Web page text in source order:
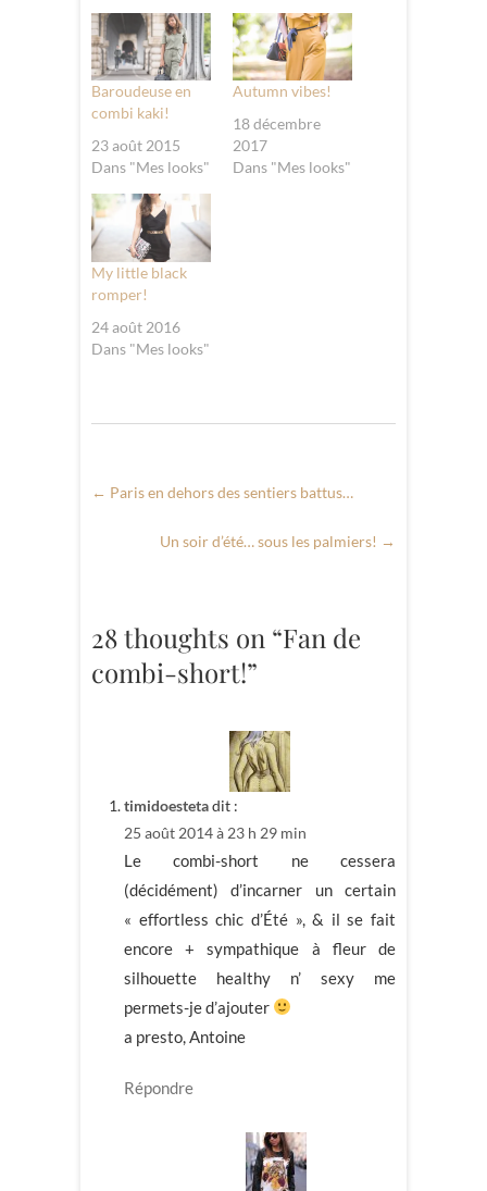
Baroudeuse en
combi kaki!
23 août 2015
Dans "Mes looks"
Autumn vibes!
18 décembre
2017
Dans "Mes looks"
My little black
romper!
24 août 2016
Dans "Mes looks"
← Paris en dehors des sentiers battus…
Un soir d’été… sous les palmiers! →
28 thoughts on “Fan de
combi-short!”
timidoestetadit :
25 août 2014 à 23 h 29 min
Le combi-short ne cessera
(décidément) d’incarner un certain
« effortless chic d’Été », & il se fait
encore + sympathique à fleur de
silhouette healthy n’ sexy me
permets-je d’ajouter
a presto, Antoine
Répondre